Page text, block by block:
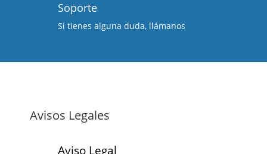
Soporte
Si tienes alguna duda, llámanos
Avisos Legales
Aviso Legal